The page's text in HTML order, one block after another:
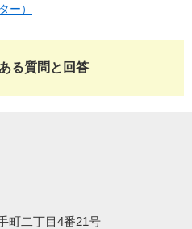
ー）
る質問と回答
町二丁目4番21号